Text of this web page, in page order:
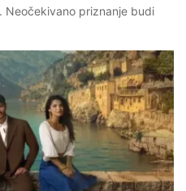
Neočekivano priznanje budi